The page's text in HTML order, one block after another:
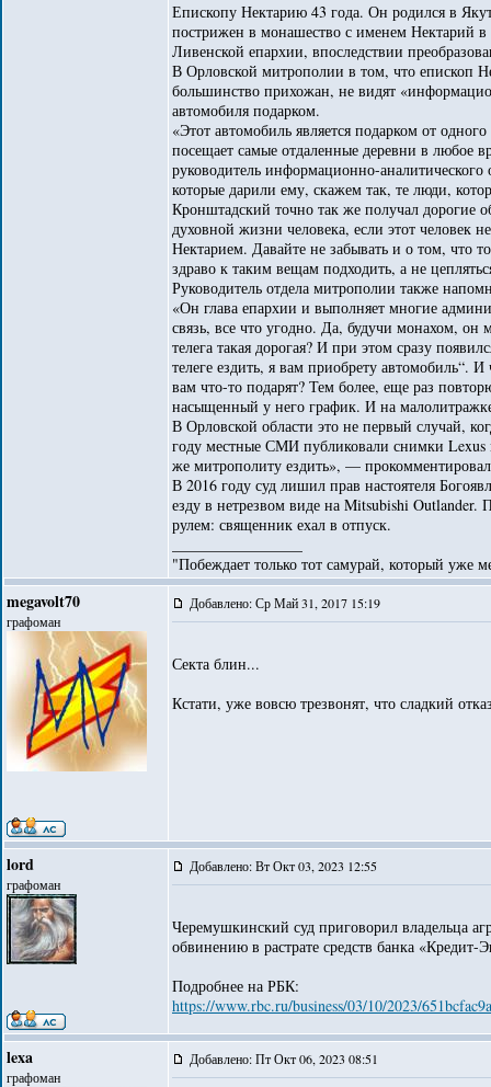
Епископу Нектарию 43 года. Он родился в
пострижен в монашество с именем Нектарий
Ливенской епархии, впоследствии
В Орловской митрополии в том, что епископ
большинство прихожан, не видят
автомобиля подарком.
«Этот автомобиль является подарком от
посещает самые отдаленные деревни в любое
руководитель информационно-
которые дарили ему, скажем так, те люди,
Кронштадский точно так же получал дорогие
духовной жизни человека, если этот человек
Нектарием. Давайте не забывать и о том, что
здраво к таким вещам подходить, а не
Руководитель отдела митрополии также
«Он глава епархии и выполняет многие
связь, все что угодно. Да, будучи монахом, он
телега такая дорогая? И при этом сразу
телеге ездить, я вам приобрету автомобиль“.
вам что-то подарят? Тем более, еще раз
насыщенный у него график. И на
В Орловской области это не первый случай,
году местные СМИ публиковали снимки Lexus
же митрополиту ездить», —
В 2016 году суд лишил прав настоятеля
езду в нетрезвом виде на Mitsubishi
рулем: священник ехал в отпуск.
"Побеждает только тот самурай, который уже
megavolt70
графоман
Добавлено: Ср Май 31, 2017 15:19
Секта блин...
Кстати, уже вовсю трезвонят, что сладкий
lord
графоман
Добавлено: Вт Окт 03, 2023 12:55
Черемушкинский суд приговорил владельца
обвинению в растрате средств банка
Подробнее на РБК:
https://www.rbc.ru/business/03/10/2023/
lexa
графоман
Добавлено: Пт Окт 06, 2023 08:51